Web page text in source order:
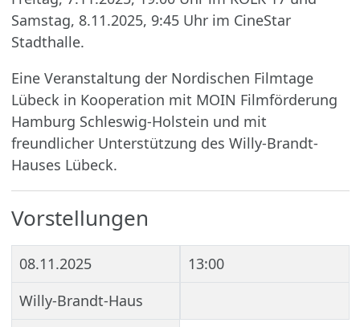
Samstag, 8.11.2025, 9:45 Uhr im CineStar
Stadthalle.
Eine Veranstaltung der Nordischen Filmtage
Lübeck in Kooperation mit MOIN Filmförderung
Hamburg Schleswig-Holstein und mit
freundlicher Unterstützung des Willy-Brandt-
Hauses Lübeck.
Vorstellungen
08.11.2025
13:00
Willy-Brandt-Haus